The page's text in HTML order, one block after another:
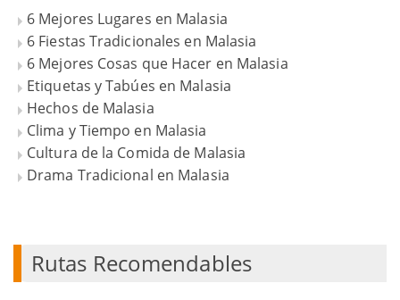
6 Mejores Lugares en Malasia
6 Fiestas Tradicionales en Malasia
6 Mejores Cosas que Hacer en Malasia
Etiquetas y Tabúes en Malasia
Hechos de Malasia
Clima y Tiempo en Malasia
Cultura de la Comida de Malasia
Drama Tradicional en Malasia
Rutas Recomendables